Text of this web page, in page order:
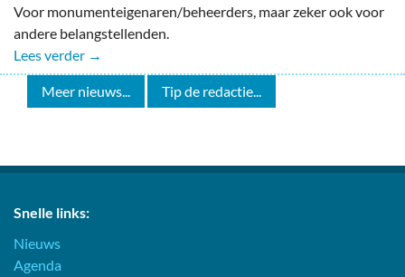
Voor monumenteigenaren/beheerders, maar zeker ook voor
andere belangstellenden.
Lees verder →
Meer nieuws... Tip de redactie...
Snelle links:
Nieuws
Agenda